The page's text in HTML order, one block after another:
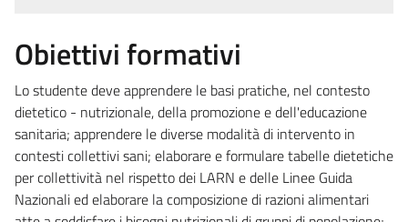
Obiettivi formativi
Lo studente deve apprendere le basi pratiche, nel contesto
dietetico - nutrizionale, della promozione e dell'educazione
sanitaria; apprendere le diverse modalità di intervento in
contesti collettivi sani; elaborare e formulare tabelle dietetiche
per collettività nel rispetto dei LARN e delle Linee Guida
Nazionali ed elaborare la composizione di razioni alimentari